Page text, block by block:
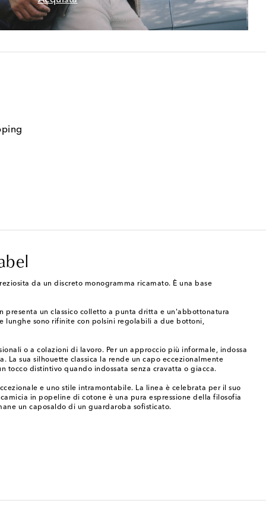
da un discreto monogramma ricamato. È una base
presenta un classico colletto a punta dritta e un'abbottonatura
lunghe sono rifinite con polsini regolabili a due bottoni,
o a colazioni di lavoro. Per un approccio più informale, indossa
sua silhouette classica la rende un capo eccezionalmente
distintivo quando indossata senza cravatta o giacca.
e uno stile intramontabile. La linea è celebrata per il suo
in popeline di cotone è una pura espressione della filosofia
un caposaldo di un guardaroba sofisticato.